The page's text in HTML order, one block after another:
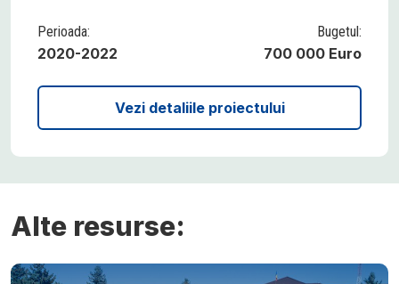
Perioada:
2020-2022
Bugetul:
700 000 Euro
Vezi detaliile proiectului
Alte resurse: